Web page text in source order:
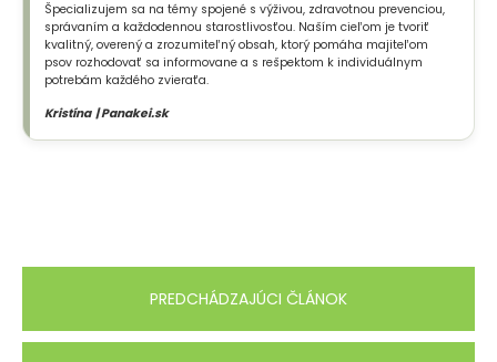
Špecializujem sa na témy spojené s výživou, zdravotnou prevenciou,
správaním a každodennou starostlivosťou. Naším cieľom je tvoriť
kvalitný, overený a zrozumiteľný obsah, ktorý pomáha majiteľom
psov rozhodovať sa informovane a s rešpektom k individuálnym
potrebám každého zvieraťa.
Kristína | Panakei.sk
PREDCHÁDZAJÚCI ČLÁNOK